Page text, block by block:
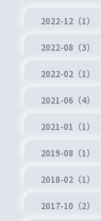
2022-12（1）
2022-08（3）
2022-02（1）
2021-06（4）
2021-01（1）
2019-08（1）
2018-02（1）
2017-10（2）